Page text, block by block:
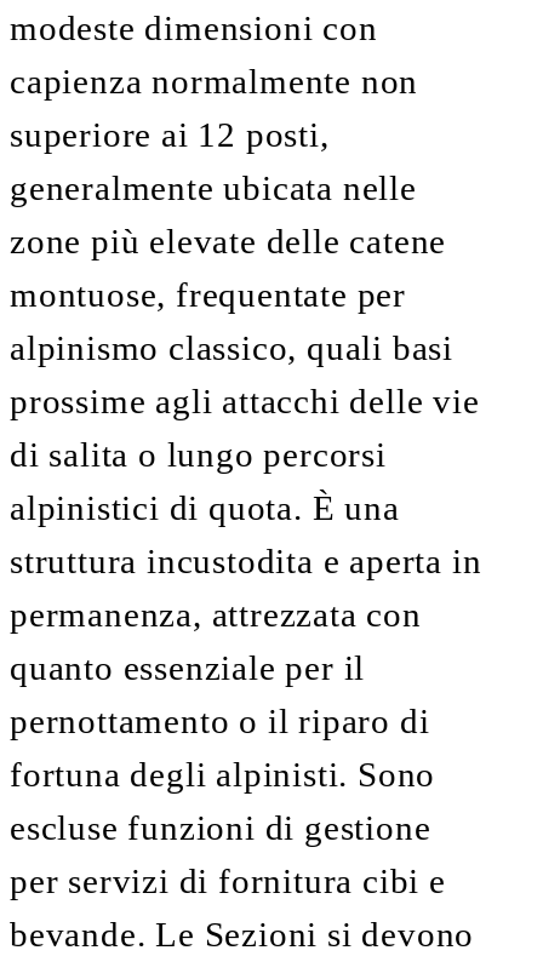
modeste dimensioni con
capienza normalmente non
superiore ai 12 posti,
generalmente ubicata nelle
zone più elevate delle catene
montuose, frequentate per
alpinismo classico, quali basi
prossime agli attacchi delle vie
di salita o lungo percorsi
alpinistici di quota. È una
struttura incustodita e aperta in
permanenza, attrezzata con
quanto essenziale per il
pernottamento o il riparo di
fortuna degli alpinisti. Sono
escluse funzioni di gestione
per servizi di fornitura cibi e
bevande. Le Sezioni si devono